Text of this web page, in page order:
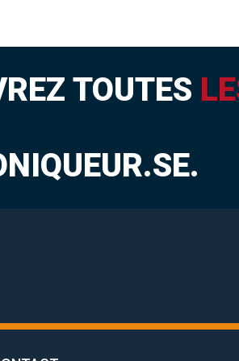
TOUTES